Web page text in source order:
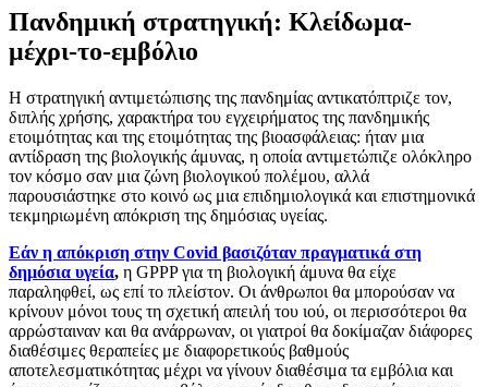
Πανδημική στρατηγική: Κλείδωμα-
μέχρι-το-εμβόλιο
Η στρατηγική αντιμετώπισης της πανδημίας αντικατόπτριζε τον,
διπλής χρήσης, χαρακτήρα του εγχειρήματος της πανδημικής
ετοιμότητας και της ετοιμότητας της βιοασφάλειας: ήταν μια
αντίδραση της βιολογικής άμυνας, η οποία αντιμετώπιζε ολόκληρο
τον κόσμο σαν μια ζώνη βιολογικού πολέμου, αλλά
παρουσιάστηκε στο κοινό ως μια επιδημιολογικά και επιστημονικά
τεκμηριωμένη απόκριση της δημόσιας υγείας.
Εάν η απόκριση στην Covid βασιζόταν πραγματικά στη
δημόσια υγεία, η GPPP για τη βιολογική άμυνα θα είχε
παραληφθεί, ως επί το πλείστον. Οι άνθρωποι θα μπορούσαν να
κρίνουν μόνοι τους τη σχετική απειλή του ιού, οι περισσότεροι θα
αρρώσταιναν και θα ανάρρωναν, οι γιατροί θα δοκίμαζαν διάφορες
διαθέσιμες θεραπείες με διαφορετικούς βαθμούς
αποτελεσματικότητας μέχρι να γίνουν διαθέσιμα τα εμβόλια και